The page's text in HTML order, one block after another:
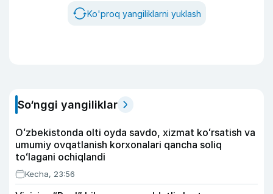
Ko'proq yangiliklarni yuklash
So‘nggi yangiliklar
Oʻzbekistonda olti oyda savdo, xizmat koʻrsatish va
umumiy ovqatlanish korxonalari qancha soliq
toʻlagani ochiqlandi
Kecha, 23:56